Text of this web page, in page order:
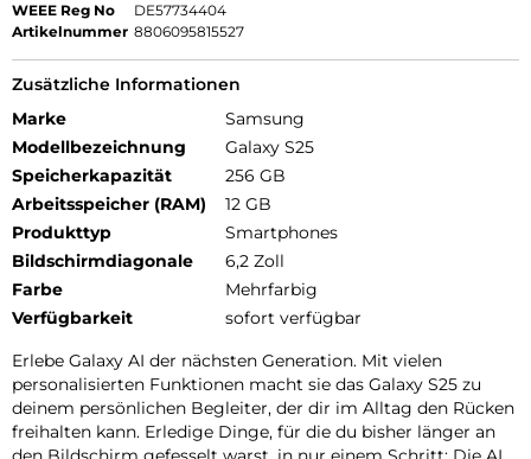
WEEE Reg No
DE57734404
Artikelnummer 8806095815527
Zusätzliche Informationen
Marke
Samsung
Modellbezeichnung
Galaxy S25
Speicherkapazität
256 GB
Arbeitsspeicher (RAM)
12 GB
Produkttyp
Smartphones
Bildschirmdiagonale
6,2 Zoll
Farbe
Mehrfarbig
Verfügbarkeit
sofort verfügbar
Erlebe Galaxy AI der nächsten Generation. Mit vielen
personalisierten Funktionen macht sie das Galaxy S25 zu
deinem persönlichen Begleiter, der dir im Alltag den Rücken
freihalten kann. Erledige Dinge, für die du bisher länger an